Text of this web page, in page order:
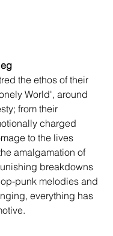
the ethos of their
World', around
from their
charged
to the lives
amalgamation of
breakdowns
punk melodies and
everything has